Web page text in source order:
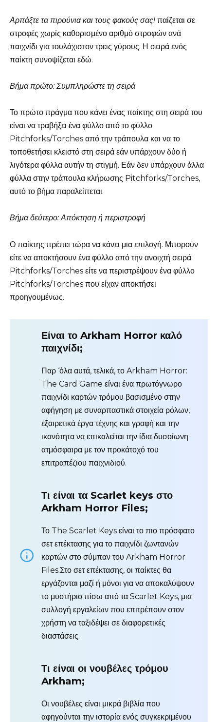
Αρπάξτε τα πιρούνια και τους φακούς σας! παίζεται σε
στροφές χωρίς καθορισμένο αριθμό στροφών ανά
παιχνίδι για τουλάχιστον τρεις γύρους. Η σειρά ενός
παίκτη συνοψίζεται εδώ.
Βήμα πρώτο: Συμπληρώστε τη σειρά
Το πρώτο πράγμα που κάνει ένας παίκτης στη σειρά του
είναι να τραβήξει ένα φύλλο από το φύλλο
Pitchforks/Torches από την τράπουλα και να το
τοποθετήσει κλειστό στη σειρά εάν υπάρχουν δύο ή
λιγότερα φύλλα αυτήν τη στιγμή. Εάν δεν υπάρχουν άλλα
φύλλα στην τράπουλα κλήρωσης Pitchforks/Torches,
αυτό το βήμα παραλείπεται.
Βήμα δεύτερο: Απόκτηση ή περιστροφή
Ο παίκτης πρέπει τώρα να κάνει μια επιλογή. Μπορούν
είτε να αποκτήσουν ένα φύλλο από την ανοιχτή σειρά
Pitchforks/Torches είτε να περιστρέψουν ένα φύλλο
Pitchforks/Torches που είχαν αποκτήσει
προηγουμένως.
Είναι το Arkham Horror καλό
παιχνίδι;
Παρ ‘όλα αυτά, τελικά, το Arkham Horror:
The Card Game είναι ένα πρωτόγνωρο
παιχνίδι καρτών τρόμου βασισμένο στην
αφήγηση με συναρπαστικά στοιχεία ρόλων,
εξαιρετικά έργα τέχνης και γραφή και την
ικανότητα να επικαλείται την ίδια δυσοίωνη
ατμόσφαιρα με τον προκάτοχό του
επιτραπέζιου παιχνιδιού.
Τι είναι τα Scarlet keys στο
Arkham Horror Files;
Το The Scarlet Keys είναι το πιο πρόσφατο
σετ επέκτασης για το παιχνίδι ζωντανών
καρτών στο σύμπαν του Arkham Horror
Files.Στο σετ επέκτασης, οι παίκτες θα
εργάζονται μαζί ή μόνοι για να αποκαλύψουν
το μυστήριο πίσω από τα Scarlet Keys, μια
συλλογή εργαλείων που επιτρέπουν στον
χρήστη να ταξιδέψει σε διαφορετικές
διαστάσεις.
Τι είναι οι νουβέλες τρόμου
Arkham;
Οι νουβέλες είναι μικρά βιβλία που
αφηγούνται την ιστορία ενός συγκεκριμένου